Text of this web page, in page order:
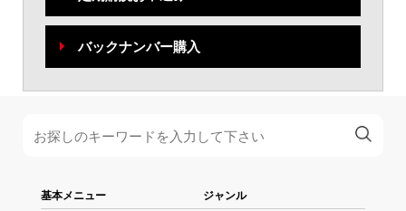
バックナンバー購入
基本メニュー ジャンル